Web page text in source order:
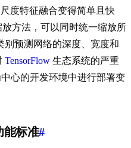
度特征融合变得简单且快
方法，可以同时统一缩放所
别预测网络的深度、宽度和
TensorFlow 生态系统的严重
心的开发环境中进行部署变
能标准#